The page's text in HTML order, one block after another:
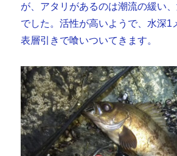
が、アタリがあるのは潮流の緩い
でした。活性が高いようで、水深1
表層引きで喰いついてきます。